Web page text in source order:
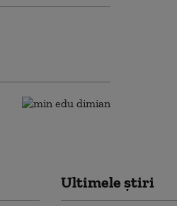
Ultimele știri